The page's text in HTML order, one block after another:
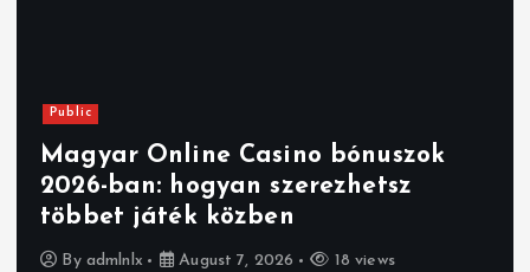
Public
Magyar Online Casino bónuszok
2026-ban: hogyan szerezhetsz
többet játék közben
By admlnlx August 7, 2026 18 views